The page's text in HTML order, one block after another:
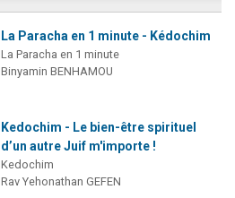
La Paracha en 1 minute - Kédochim
La Paracha en 1 minute
Binyamin BENHAMOU
Kedochim - Le bien-être spirituel
d’un autre Juif m'importe !
Kedochim
Rav Yehonathan GEFEN